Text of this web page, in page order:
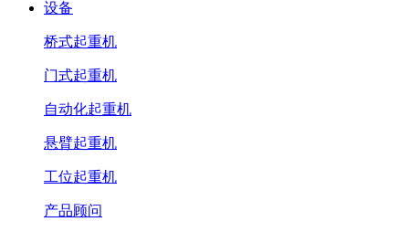
设备
桥式起重机
门式起重机
自动化起重机
悬臂起重机
工位起重机
产品顾问